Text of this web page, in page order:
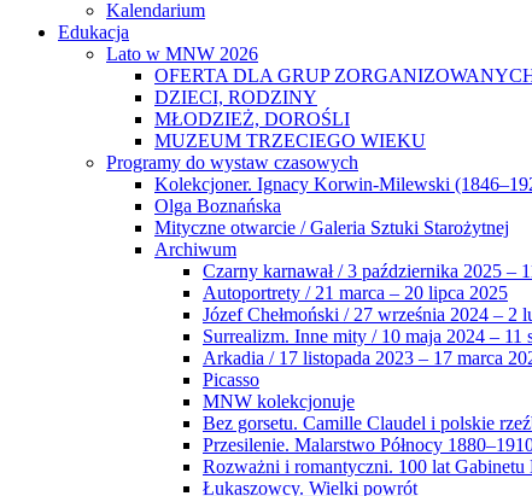
Kalendarium
Edukacja
Lato w MNW 2026
OFERTA DLA GRUP
DZIECI, RODZINY
MŁODZIEŻ, DOROŚLI
MUZEUM TRZECIEGO WIEKU
Programy do wystaw czasowych
Kolekcjoner. Ignacy Korwin-Milewski
Olga Boznańska
Mityczne otwarcie / Galeria Sztuki Starożytnej
Archiwum
Czarny karnawał / 3 października 2025 –
Autoportrety / 21 marca – 20 lipca 2025
Józef Chełmoński / 27 września 2024 – 2
Surrealizm. Inne mity / 10 maja 2024 – 11
Arkadia / 17 listopada 2023 – 17 marca
Picasso
MNW kolekcjonuje
Bez gorsetu. Camille Claudel i polskie
Przesilenie. Malarstwo Północy
Rozważni i romantyczni. 100 lat
Łukaszowcy. Wielki powrót